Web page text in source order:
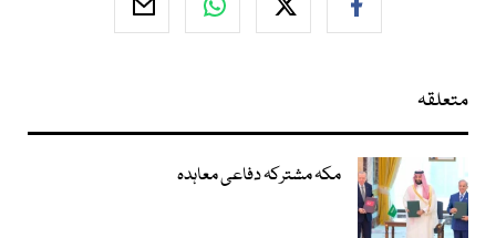
متعلقہ
مکہ مشترکہ دفاعی معاہدہ